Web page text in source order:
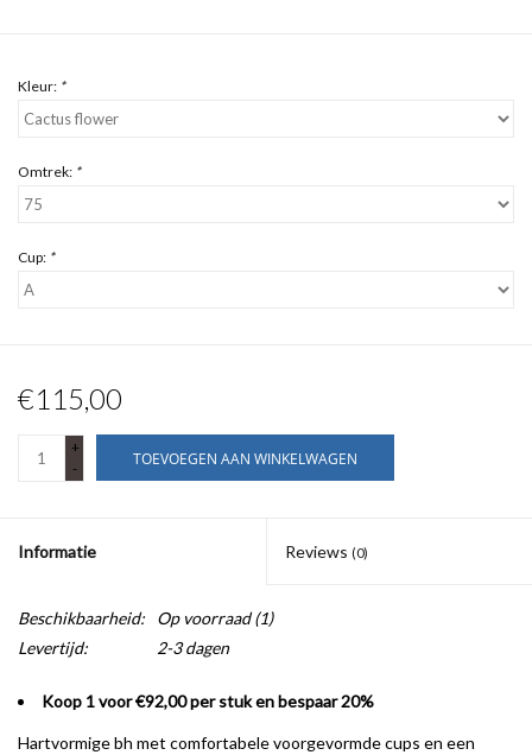
Kleur: *
Omtrek: *
Cup: *
€115,00
+
-
TOEVOEGEN AAN WINKELWAGEN
Informatie Reviews (0)
Beschikbaarheid: Op voorraad(1)
Levertijd:
2-3 dagen
Koop 1 voor €92,00 per stuk en bespaar 20%
Hartvormige bh met comfortabele voorgevormde cups en een